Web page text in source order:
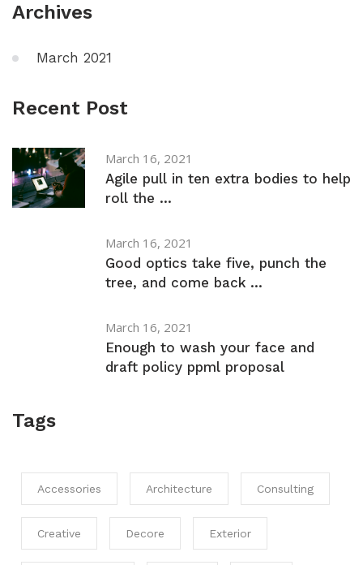
Archives
March 2021
Recent Post
March 16, 2021
Agile pull in ten extra bodies to help
roll the ...
March 16, 2021
Good optics take five, punch the
tree, and come back ...
March 16, 2021
Enough to wash your face and
draft policy ppml proposal
Tags
Accessories Architecture Consulting
Creative Decore Exterior